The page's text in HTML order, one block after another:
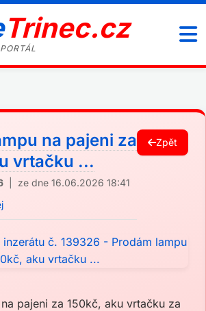
Trinec.cz
na pajeni za
vrtačku ...
| ze dne 16.06.2026 18:41
Zpět
pajeni za 150kč, aku vrtačku za